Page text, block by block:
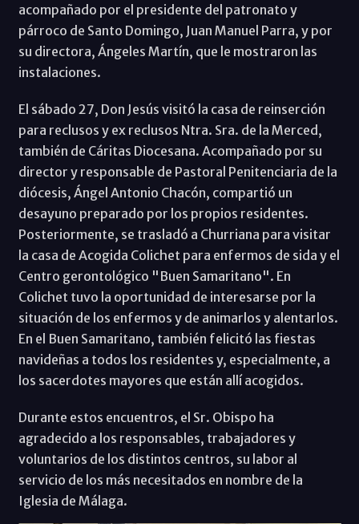
acompañado por el presidente del patronato y
párroco de Santo Domingo, Juan Manuel Parra, y por
su directora, Ángeles Martín, que le mostraron las
instalaciones.
El sábado 27, Don Jesús visitó la casa de reinserción
para reclusos y ex reclusos Ntra. Sra. de la Merced,
también de Cáritas Diocesana. Acompañado por su
director y responsable de Pastoral Penitenciaria de la
diócesis, Ángel Antonio Chacón, compartió un
desayuno preparado por los propios residentes.
Posteriormente, se trasladó a Churriana para visitar
la casa de Acogida Colichet para enfermos de sida y el
Centro gerontológico "Buen Samaritano". En
Colichet tuvo la oportunidad de interesarse por la
situación de los enfermos y de animarlos y alentarlos.
En el Buen Samaritano, también felicitó las fiestas
navideñas a todos los residentes y, especialmente, a
los sacerdotes mayores que están allí acogidos.
Durante estos encuentros, el Sr. Obispo ha
agradecido a los responsables, trabajadores y
voluntarios de los distintos centros, su labor al
servicio de los más necesitados en nombre de la
Iglesia de Málaga.